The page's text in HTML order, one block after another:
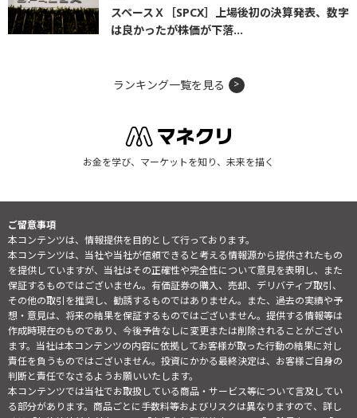
スペースＸ［SPCX］上場後初の決算発表、数字
は良かったが株価が下落...
ランキング一覧を見る
お金を学び、マーケットを知り、未来を描く
ご留意事項
本コンテンツは、情報提供を目的として行っております。
本コンテンツは、当社や当社が信頼できると考える情報源から提供されたもの
を提供していますが、当社はその正確性や完全性について意見を表明し、また
保証するものではございません。有価証券の購入、売却、デリバティブ取引、
その他の取引を推奨し、勧誘するものではありません。また、過去の実績や予
想・意見は、将来の結果を保証するものではございません。提供する情報等は
作成時現在のものであり、今後予告なしに変更または削除されることがござい
ます。当社は本コンテンツの内容に依拠してお客様が取った行動の結果に対し
責任を負うものではございません。投資にかかる最終決定は、お客様ご自身の
判断と責任でなさるようお願いいたします。
本コンテンツでは当社でお取扱している商品・サービス等について言及してい
る部分があります。商品ごとに手数料等およびリスクは異なりますので、詳し